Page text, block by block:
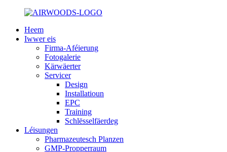
Heem
Iwwer eis
Firma-Aféierung
Fotogalerie
Kärwäerter
Servicer
Design
Installatioun
EPC
Training
Schlësselfäerdeg
Léisungen
Pharmazeutesch Planzen
GMP-Propperraum